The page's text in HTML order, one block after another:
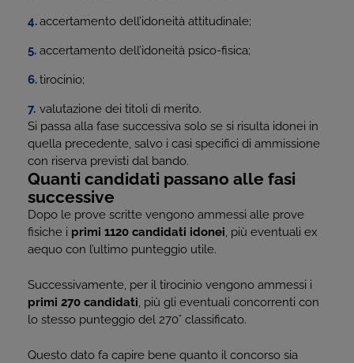
accertamento dell’idoneità attitudinale;
accertamento dell’idoneità psico-fisica;
tirocinio;
valutazione dei titoli di merito.
Si passa alla fase successiva solo se si risulta idonei in
quella precedente, salvo i casi specifici di ammissione
con riserva previsti dal bando.
Quanti candidati passano alle fasi
successive
Dopo le prove scritte vengono ammessi alle prove
fisiche i primi 1120 candidati idonei, più eventuali ex
aequo con l’ultimo punteggio utile.
Successivamente, per il tirocinio vengono ammessi i
primi 270 candidati, più gli eventuali concorrenti con
lo stesso punteggio del 270° classificato.
Questo dato fa capire bene quanto il concorso sia